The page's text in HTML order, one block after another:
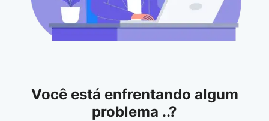
Você está enfrentando algum
problema ..?